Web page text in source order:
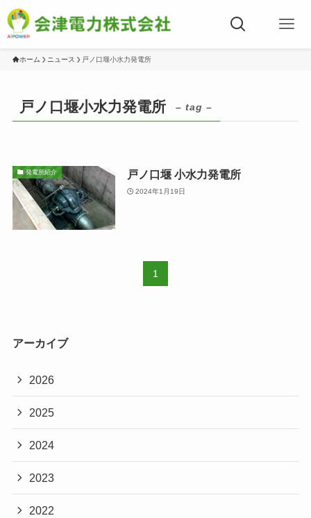
ホーム ニュース 戸ノ口堰小水力発電所
戸ノ口堰小水力発電所 – tag –
発電所紹介 戸ノ口堰 小水力発電所
2024年1月19日
1
アーカイブ
2026
2025
2024
2023
2022